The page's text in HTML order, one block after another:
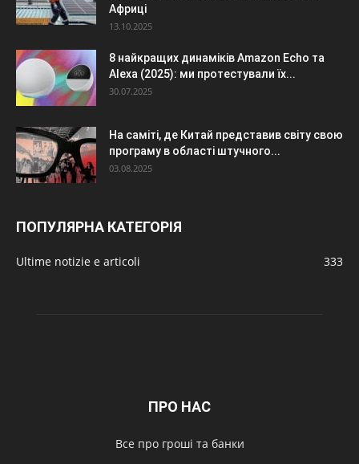
Африці
13.10.2025
8 найкращих динаміків Amazon Echo та
Alexa (2025): ми протестували їх...
30.07.2025
На саміті, де Китай представив світу свою
програму в області штучного...
03.08.2025
ПОПУЛЯРНА КАТЕГОРІЯ
Ultime notizie e articoli 333
ПРО НАС
Все про гроші та банки